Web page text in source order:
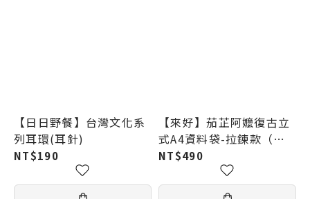
【日日野餐】台灣文化系
列耳環(耳針)
NT$190
【來好】茄芷阿嬤復古立
式A4資料袋-拉鍊款（紅
／綠／藍）
NT$490